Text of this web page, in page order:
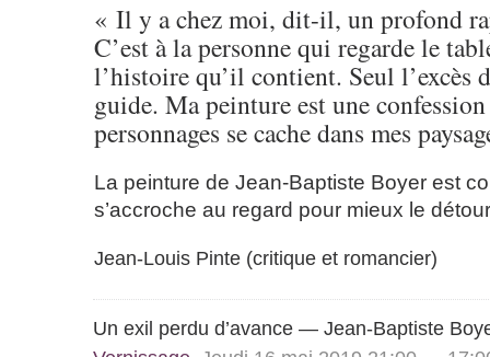
« Il y a chez moi, dit-il, un profond
C’est à la personne qui regarde le
l’histoire qu’il contient. Seul l’excès
guide. Ma peinture est une confession
personnages se cache dans mes
La peinture de Jean-Baptiste Boyer est
s’accroche au regard pour mieux le
Jean-Louis Pinte (critique et romancier)
Un exil perdu d’avance — Jean-Baptiste